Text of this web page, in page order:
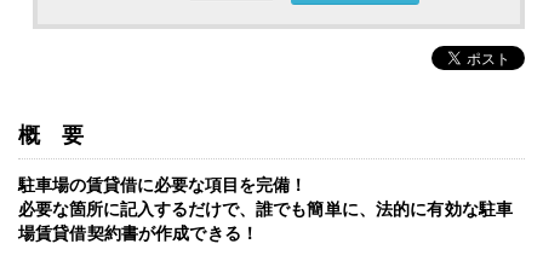
概要
駐車場の賃貸借に必要な項目を完備！
必要な箇所に記入するだけで、 誰でも簡単に、法的に有効な駐車
場賃貸借契約書が作成できる！